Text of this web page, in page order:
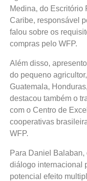
Medina, do Escritório
Caribe, responsável
falou sobre os
compras pelo WFP.
Além disso,
do pequeno
Guatemala,
destacou também o
com o Centro de
cooperativas
WFP.
Para Daniel
diálogo internacional
potencial efeito